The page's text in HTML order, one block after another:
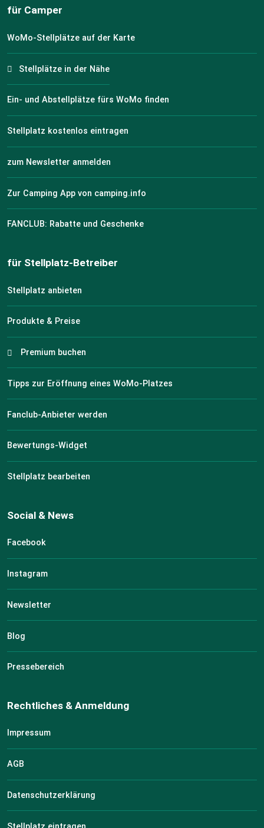
für Camper
WoMo-Stellplätze auf der Karte
Stellplätze in der Nähe
Ein- und Abstellplätze fürs WoMo finden
Stellplatz kostenlos eintragen
zum Newsletter anmelden
Zur Camping App von camping.info
FANCLUB: Rabatte und Geschenke
für Stellplatz-Betreiber
Stellplatz anbieten
Produkte & Preise
Premium buchen
Tipps zur Eröffnung eines WoMo-Platzes
Fanclub-Anbieter werden
Bewertungs-Widget
Stellplatz bearbeiten
Social & News
Facebook
Instagram
Newsletter
Blog
Pressebereich
Rechtliches & Anmeldung
Impressum
AGB
Datenschutzerklärung